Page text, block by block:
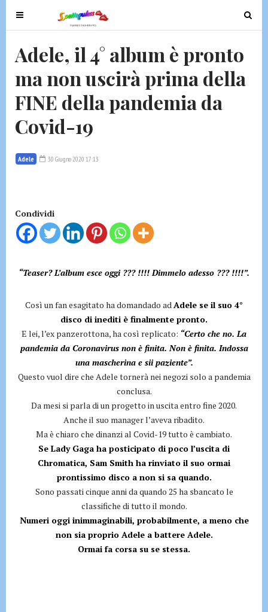
T
o
g
e
n
v
g
o
n
T
o
e
Adele, il 4° album è pronto
ma non uscirà prima della
FINE della pandemia da
Covid-19
Adele 30 Giugno 2020 17:13
Condividi
“Teaser? L’album esce oggi ??? !!!! Dimmelo adesso ??? !!!!”.
Così un fan esagitato ha domandado adAdele se il suo 4°
disco di inediti è finalmente pronto.
E lei, l’ex panzerottona, ha così replicato: “Certo che no. La
pandemia da Coronavirus non è finita. Non è finita. Indossa
una mascherina e sii paziente”.
Questo vuol dire che Adele tornerà nei negozi solo a pandemia
conclusa.
Da mesi si parla di un progetto in uscita entro fine 2020.
Anche il suo manager l’aveva ribadito.
Ma è chiaro che dinanzi al Covid-19 tutto è cambiato.
Se Lady Gaga ha posticipato di poco l’uscita di
Chromatica, Sam Smith ha rinviato il suo ormai
prontissimo disco a non si sa quando.
Sono passati cinque anni da quando 25 ha sbancato le
classifiche di tutto il mondo.
Numeri oggi inimmaginabili, probabilmente, a meno che
non sia proprio Adele a battere Adele.
Ormai fa corsa su se stessa.